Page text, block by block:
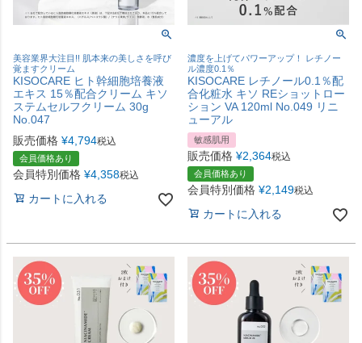
美容業界大注目!! 肌本来の美しさを呼び
覚ますクリーム
KISOCARE ヒト幹細胞培養液
エキス 15％配合クリーム キソ
ステムセルフクリーム 30g
No.047
販売価格 ¥4,794税込
会員価格あり
会員特別価格 ¥4,358税込
カートに入れる
濃度を上げてパワーアップ！ レチノー
ル濃度0.1％
KISOCARE レチノール0.1％配
合化粧水 キソ REショットロー
ション VA 120ml No.049 リニ
ューアル
敏感肌用
販売価格 ¥2,364税込
会員価格あり
会員特別価格 ¥2,149税込
カートに入れる